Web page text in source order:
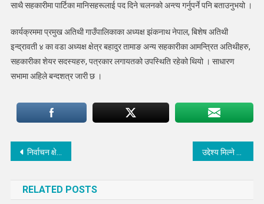
साथै सहकारीमा पार्टिका मानिसहरूलाई पद दिने चलनको अन्त्य गर्नुपर्ने पनि बताउनुभयो ।
कार्यक्रममा प्रमुख अतिथी गाउँपालिकाका अध्यक्ष झंकनाथ नेपाल, बिशेष अतिथी
इन्द्रावती ४ का वडा अध्यक्ष क्षेत्र बहादुर तामाङ अन्य सहकारीका आमन्त्रित अतिथीहरु,
सहकारीका शेयर सदस्यहरु, पत्रकार लगायतको उपस्थिति रहेको थियो । साधारण
सभामा अहिले बन्दशत्र जारी छ ।
Post
निर्वाचन क्षेत्र रणनीतिक सडक पुर्वमन्त्री तामाङद्वारा शिलान्यास उद्देश्य मिल्ने सहकारीहरुलाई मर्जरमा लैजाने गाउँपालिकाले दृष्टिकोण लिएको छ : अध्यक्ष नेपाल
RELATED POSTS